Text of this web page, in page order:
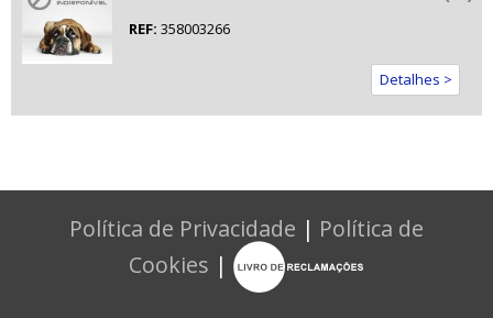
REF: 358003266
Detalhes >
Política de Privacidade | Política de
Cookies |